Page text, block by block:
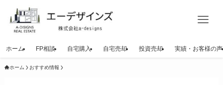
ホーム FP相談 自宅購入 自宅売却 投資売却 実績・お客様の声
ホーム おすすめ情報